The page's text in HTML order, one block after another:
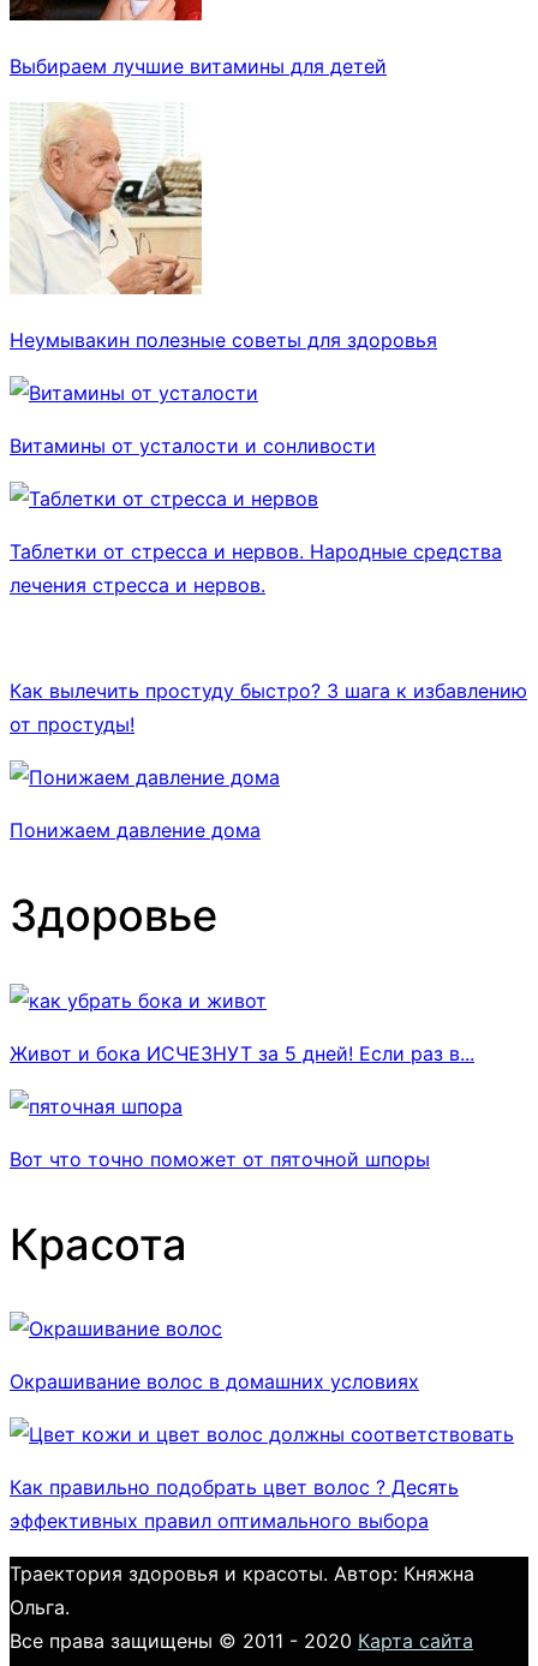
Выбираем лучшие витамины для детей
Неумывакин полезные советы для здоровья
Витамины от усталости и сонливости
Таблетки от стресса и нервов. Народные средства
лечения стресса и нервов.
Как вылечить простуду быстро? 3 шага к избавлению
от простуды!
Понижаем давление дома
Здоровье
Живот и бока ИСЧЕЗНУТ за 5 дней! Если раз в...
Вот что точно поможет от пяточной шпоры
Красота
Окрашивание волос в домашних условиях
Как правильно подобрать цвет волос ? Десять
эффективных правил оптимального выбора
Траектория здоровья и красоты. Автор: Княжна
Ольга.
Все права защищены © 2011 - 2020 Карта сайта